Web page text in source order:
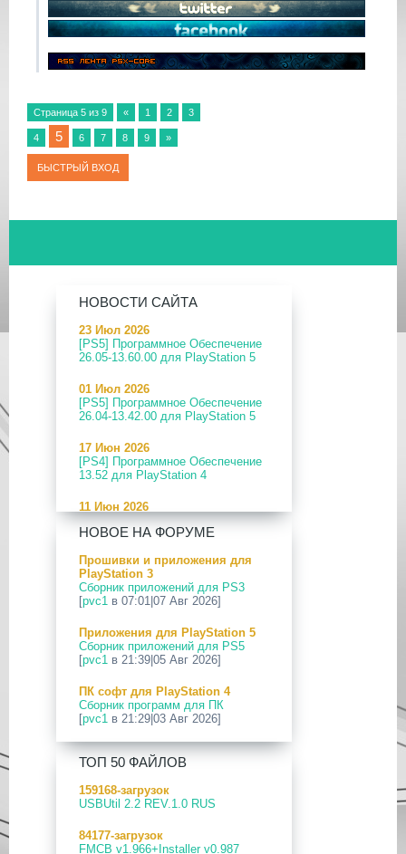
GO ON-LINE WITH VERSION X.XX OR YOU'LL
BE BANNED !!!
Страница 5 из 9 « 1 2 3
4 5 6 7 8 9 »
НОВОСТИ САЙТА
23 Июл 2026
[PS5] Программное Обеспечение
26.05-13.60.00 для PlayStation 5
01 Июл 2026
[PS5] Программное Обеспечение
26.04-13.42.00 для PlayStation 5
17 Июн 2026
[PS4] Программное Обеспечение
13.52 для PlayStation 4
11 Июн 2026
[PS5] Программное Обеспечение
26.04-13.40.00 для PlayStation 5
24 Апр 2026
[PS5] Программное Обеспечение
26.03-13.20.00 для PlayStation 5
12 Апр 2026
[PS Portal] Программное
Обеспечение 7.0.2 для PS Portal
09 Апр 2026
[PS3|CFW] webMAN MOD
v1.47.48p
29 Мар 2026
[PS3] PS3HEN v3.5.0
19 Мар 2026
[PS Portal] Программное
18 Мар 2026
НОВОЕ НА ФОРУМЕ
Прошивки и приложения для
PlayStation 3
Сборник приложений для PS3
[pvc1 в 07:01|07 Авг 2026]
Приложения для PlayStation 5
Сборник приложений для PS5
[pvc1 в 21:39|05 Авг 2026]
ПК софт для PlayStation 4
Сборник программ для ПК
[pvc1 в 21:29|03 Авг 2026]
ПК софт для PlayStation 5
Сборник программ для ПК
Приложения для PlayStation 5
[pvc1в 09:02|03 Авг 2026]
ТОП 50 ФАЙЛОВ
159168-загрузок
USBUtil 2.2 REV.1.0 RUS
84177-загрузок
FMCB v1.966+Installer v0.987